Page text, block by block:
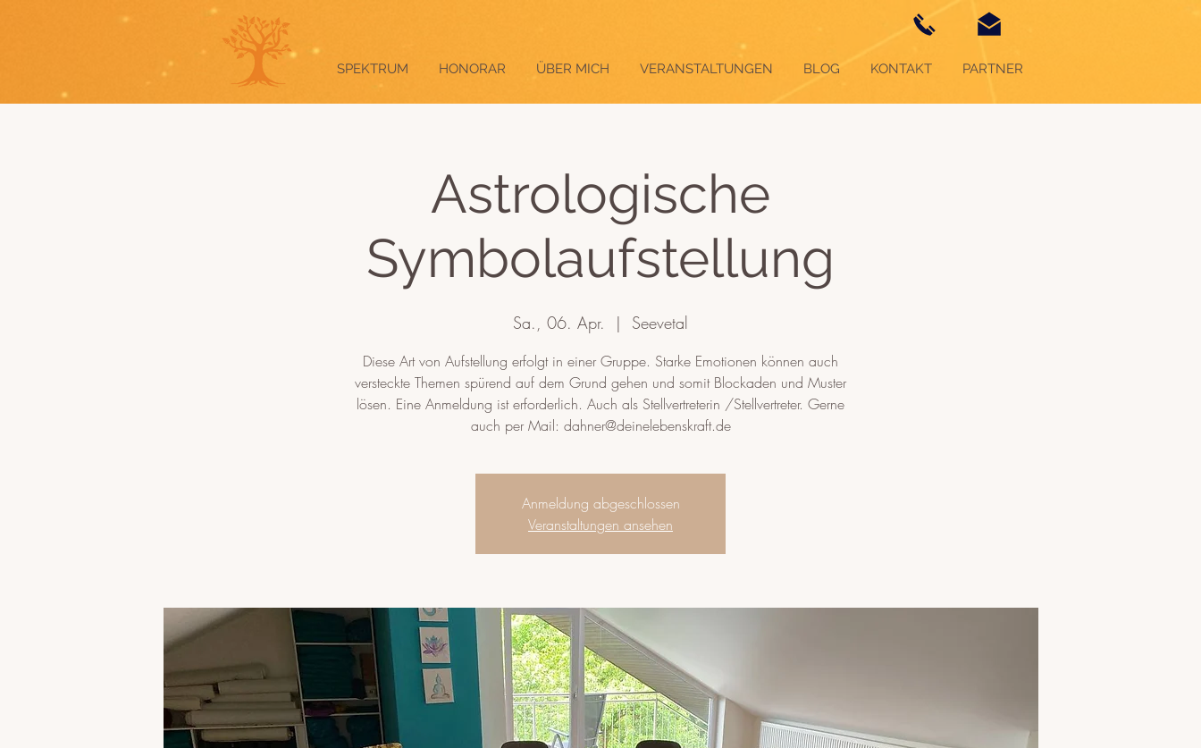
SPEKTRUM HONORAR ÜBER MICH VERANSTALTUNGEN BLOG KONTAKT PARTNER
Astrologische
Symbolaufstellung
Sa., 06. Apr.
  |
Seevetal
Diese Art von Aufstellung erfolgt in einer Gruppe. Starke Emotionen können auch
versteckte Themen spürend auf dem Grund gehen und somit Blockaden und Muster
lösen. Eine Anmeldung ist erforderlich. Auch als Stellvertreterin /Stellvertreter. Gerne
auch per Mail: dahner@deinelebenskraft.de
Anmeldung abgeschlossen
Veranstaltungen ansehen